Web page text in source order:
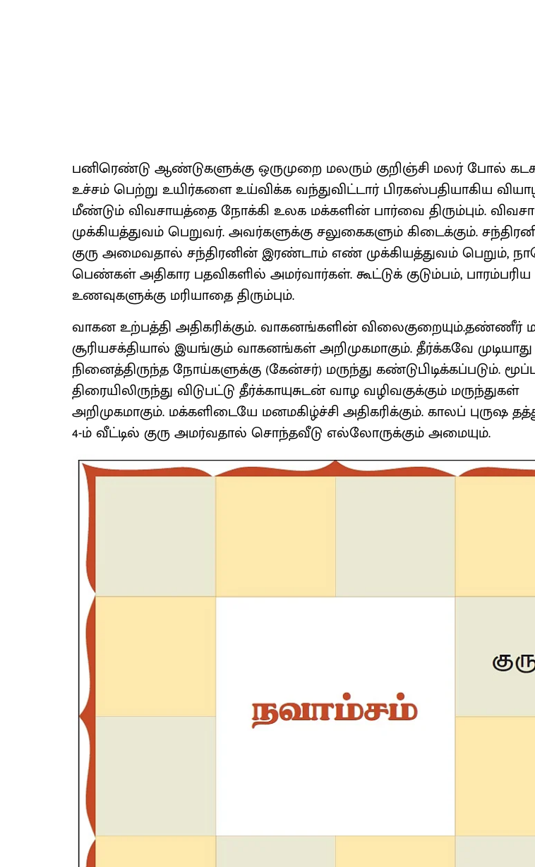
பனிரெண்டு ஆண்டுகளுக்கு ஒருமுறை மலரும் குறிஞ்சி மலர் போல் கடக
உச்சம் பெற்று உயிர்களை உய்விக்க வந்துவிட்டார் பிரகஸ்பதியாகிய
மீண்டும் விவசாயத்தை நோக்கி உலக மக்களின் பார்வை திரும்பும்.
முக்கியத்துவம் பெறுவர். அவர்களுக்கு சலுகைகளும் கிடைக்கும்.
குரு அமைவதால் சந்திரனின் இரண்டாம் எண் முக்கியத்துவம் பெறும்,
பெண்கள் அதிகார பதவிகளில் அமர்வார்கள். கூட்டுக் குடும்பம், பாரம்பரிய
உணவுகளுக்கு மரியாதை திரும்பும்.
வாகன உற்பத்தி அதிகரிக்கும். வாகனங்களின் விலைகுறையும்.தண்ணீர்
சூரியசக்தியால் இயங்கும் வாகனங்கள் அறிமுகமாகும். தீர்க்கவே
நினைத்திருந்த நோய்களுக்கு (கேன்சர்) மருந்து கண்டுபிடிக்கப்படும்.
திரையிலிருந்து விடுபட்டு தீர்க்காயுசுடன் வாழ வழிவகுக்கும் மருந்துகள்
அறிமுகமாகும். மக்களிடையே மனமகிழ்ச்சி அதிகரிக்கும். காலப் புருஷ
4-ம் வீட்டில் குரு அமர்வதால் சொந்தவீடு எல்லோருக்கும் அமையும்.